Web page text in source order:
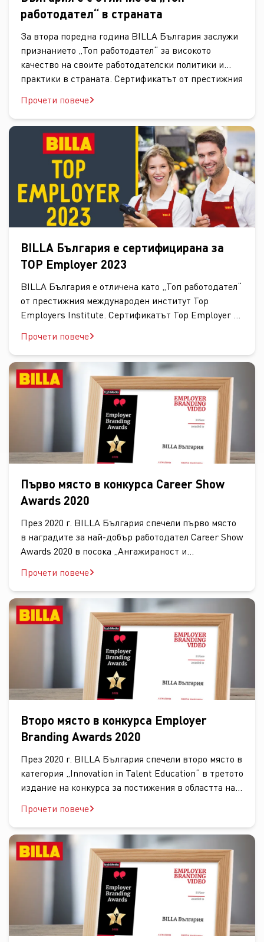
работодател“ в страната
За втора поредна година BILLA България заслужи
признанието „Топ работодател“ за високото
качество на своите работодателски политики и
практики в страната. Сертификатът от престижния
връчва след провеждане на задълбочен независим
одит на HR практиките на компаниите в няколко
области, включително възнаграждения и
придобивки на служителите, условия на труд,
обучение и кариерно развитие.
Прочети повече
BILLA България е сертифицирана за
TOP Employer 2023
BILLA България e отличена като „Топ работодател“
от престижния международен институт Top
Employers Institute. Сертификатът Top Employer се
одит на HR практиките на компаниите в няколко
области, включително възнаграждения и
придобивки на служителите, условия на труд,
обучение и кариерно развитие. В тазгодишното
проучване най-високите резултати на "BILLA
България" са в областите "Привличане на
таланти", "Развитие на служителите", "Стратегия
за управление на човешкия ресурс" и "Обучения и
представяне".
Прочети повече
Първо място в конкурса Career Show
Awards 2020
През 2020 г. BILLA България спечели първо място
в наградите за най-добър работодател Career Show
Awards 2020 в посока „Ангажираност и
„Стратегия за....
Прочети повече
Второ място в конкурса Employer
Branding Awards 2020
През 2020 г. BILLA България спечели второ място в
категория „Innovation in Talent Education“ в третото
издание на конкурса за постижения в областта на
Прочети повече